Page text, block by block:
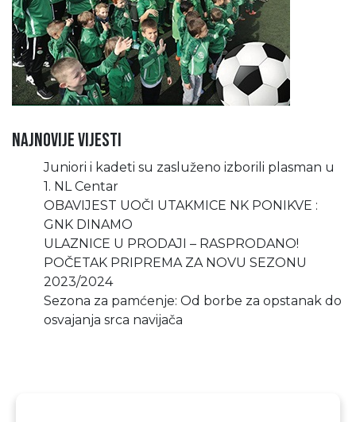
Najnovije vijesti
Juniori i kadeti su zasluženo izborili plasman u
1. NL Centar
OBAVIJEST UOČI UTAKMICE NK PONIKVE :
GNK DINAMO
ULAZNICE U PRODAJI – RASPRODANO!
POČETAK PRIPREMA ZA NOVU SEZONU
2023/2024
Sezona za pamćenje: Od borbe za opstanak do
osvajanja srca navijača